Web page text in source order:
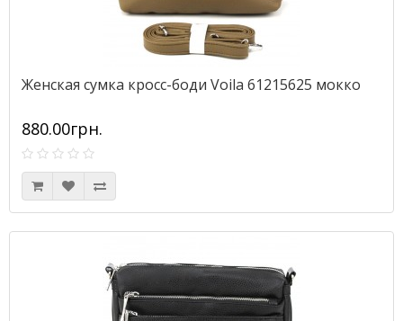
Женская сумка кросс-боди Voila 61215625 мокко
880.00грн.